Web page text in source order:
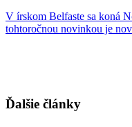
V írskom Belfaste sa koná
tohtoročnou novinkou je
Ďalšie články